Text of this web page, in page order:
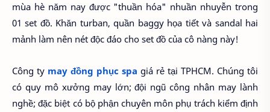
mùa hè năm nay được "thuần hóa" nhuần nhuyễn trong
01 set đồ. Khăn turban, quần baggy họa tiết và sandal hai
mảnh làm nên nét độc đáo cho set đồ của cô nàng này!
Công ty may đồng phục spa giá rẻ tại TPHCM. Chúng tôi
có quy mô xưởng may lớn; đội ngũ công nhân may lành
nghề; đặc biệt có bộ phận chuyên môn phụ trách kiểm định